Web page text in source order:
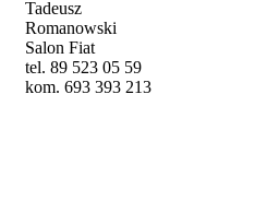
Tadeusz
Romanowski
Salon Fiat
tel. 89 523 05 59
kom. 693 393 213